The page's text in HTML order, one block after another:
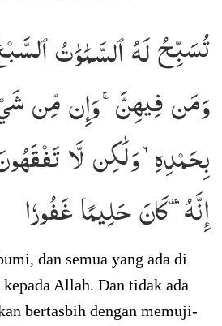
تُسَبِّحُ لَهُ ٱلسَّمَٰوَٰتُ
وَمَن فِيهِنَّۚ وَإِن مِّن
بِحَمۡدِهِۦ وَلَٰكِن لَّا
إِنَّهُۥ كَانَ حَلِيمًا غَفُورٗا
dan semua yang ada di
Allah. Dan tidak ada
bertasbih dengan memuji-